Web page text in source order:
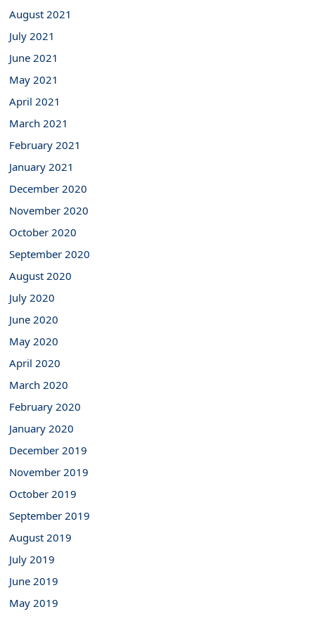
August 2021
July 2021
June 2021
May 2021
April 2021
March 2021
February 2021
January 2021
December 2020
November 2020
October 2020
September 2020
August 2020
July 2020
June 2020
May 2020
April 2020
March 2020
February 2020
January 2020
December 2019
November 2019
October 2019
September 2019
August 2019
July 2019
June 2019
May 2019